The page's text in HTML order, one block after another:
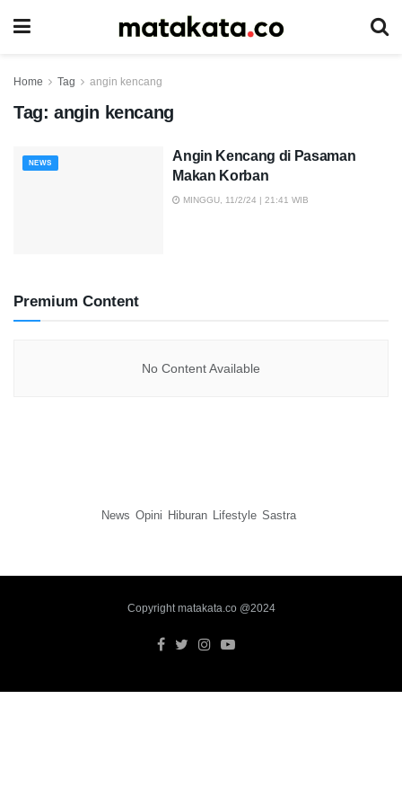
Home Tag angin kencang
Tag: angin kencang
NEWS
Angin Kencang di Pasaman
Makan Korban
MINGGU, 11/2/24 | 21:41 WIB
Premium Content
No Content Available
News Opini Hiburan Lifestyle Sastra
Copyright matakata.co @2024